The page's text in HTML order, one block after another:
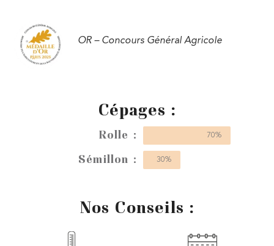
OR – Concours Général Agricole
Nos Conseils :
Cépages :
Rolle : 70%
Sémillon : 30%